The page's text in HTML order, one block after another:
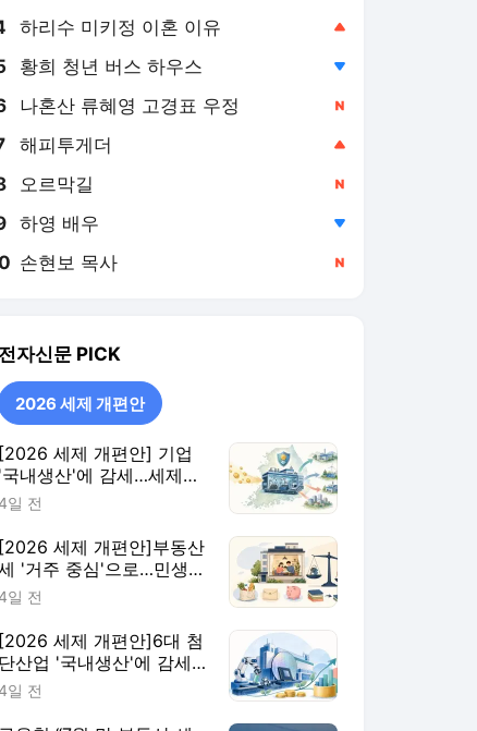
하리수 미키정 이혼 이유
황희 청년 버스 하우스
나혼산 류혜영 고경표 우정
해피투게더
오르막길
하영 배우
손현보 목사
전자신문 PICK
2026 세제 개편안
[2026 세제 개편안] 기업
'국내생산'에 감세…세제로
산업·자금 지방행 유도
4일 전
[2026 세제 개편안]부동산
'거주 중심'으로…민생
지원 확대·세제 혜택 115개
4일 전
[2026 세제 개편안]6대 첨
단산업 '국내생산'에 감세…
핵심부품 생산량에 따라 지
4일 전